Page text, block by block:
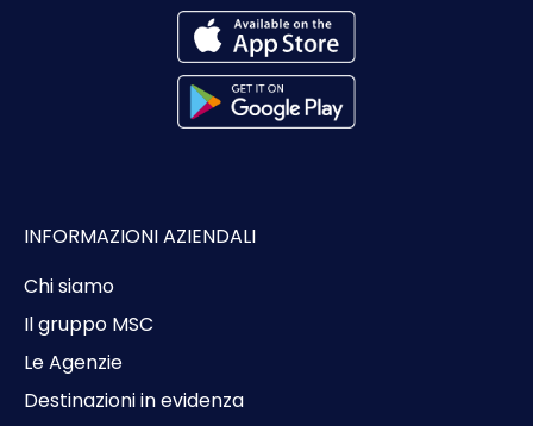
INFORMAZIONI AZIENDALI
Chi siamo
Il gruppo MSC
Le Agenzie
Destinazioni in evidenza